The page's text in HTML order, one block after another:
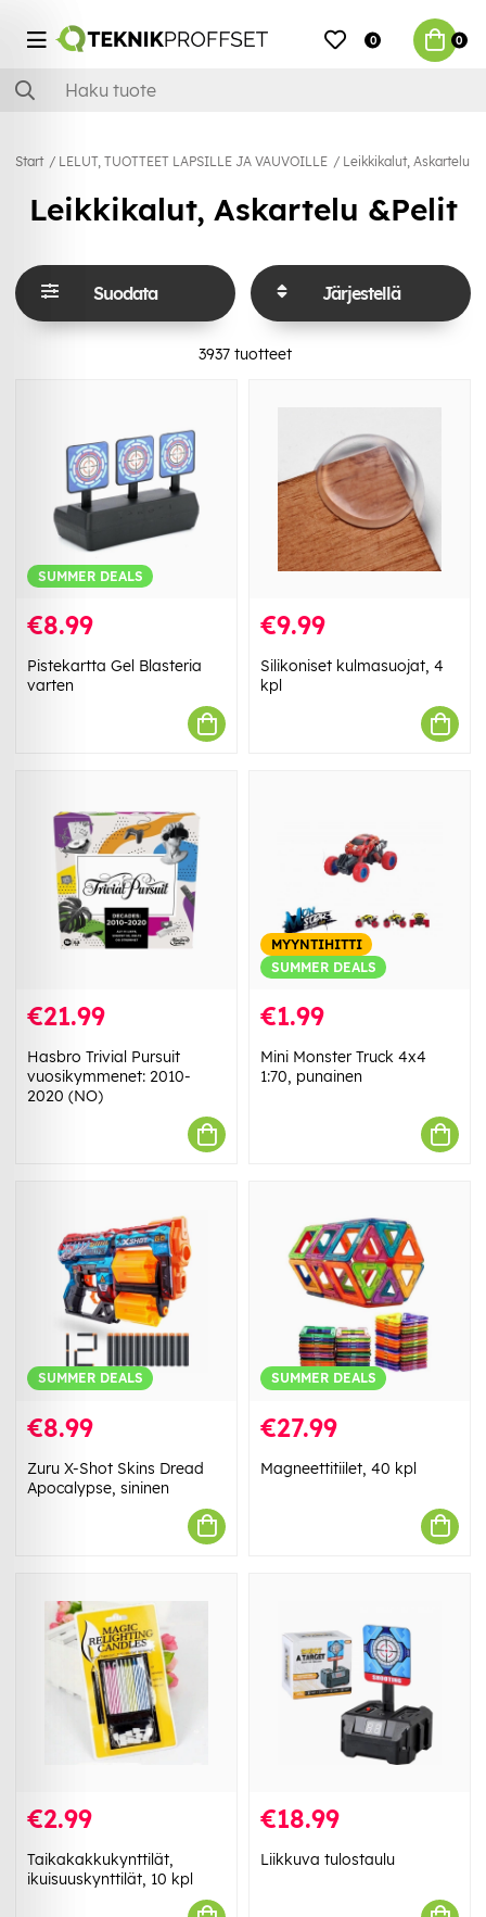
0 0
Start LELUT, TUOTTEET LAPSILLE JA VAUVOILLE Leikkikalut, Askartelu
Leikkikalut, Askartelu &Pelit
Suodata Järjestellä
3937 tuotteet
SUMMER DEALS
€8.99
Pistekartta Gel Blasteria
varten
€9.99
Silikoniset kulmasuojat, 4
kpl
€21.99
Hasbro Trivial Pursuit
vuosikymmenet: 2010-
2020 (NO)
MYYNTIHITTI
SUMMER DEALS
€1.99
Mini Monster Truck 4x4
1:70, punainen
SUMMER DEALS
€8.99
Zuru X-Shot Skins Dread
Apocalypse, sininen
SUMMER DEALS
€27.99
Magneettitiilet, 40 kpl
€2.99
Taikakakkukynttilät,
ikuisuuskynttilät, 10 kpl
€18.99
Liikkuva tulostaulu